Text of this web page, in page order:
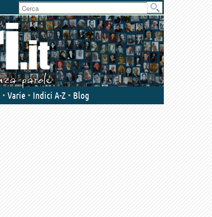
User
area
Varie Indici A-Z Blog